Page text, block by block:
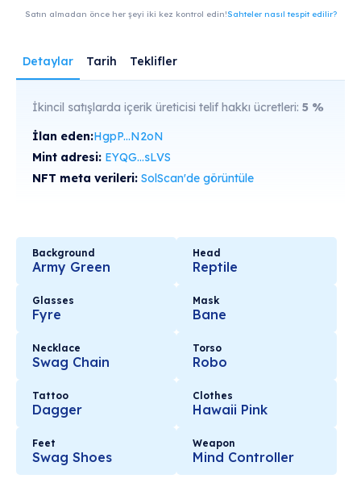
Satın almadan önce her şeyi iki kez kontrol edin!Sahteler nasıl tespit edilir?
Detaylar Tarih Teklifler
İkincil satışlarda içerik üreticisi telif hakkı ücretleri: 5 %
İlan eden:HgpP...N2oN
Mint adresi: EYQG...sLVS
NFT meta verileri: SolScan'de görüntüle
Background
Army Green
Head
Reptile
Glasses
Fyre
Mask
Bane
Necklace
Swag Chain
Torso
Robo
Tattoo
Dagger
Clothes
Hawaii Pink
Feet
Swag Shoes
Weapon
Mind Controller